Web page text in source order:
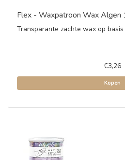
Flex - Waxpatroon Wax Algen
Transparante zachte wax op
€3,26
Kopen